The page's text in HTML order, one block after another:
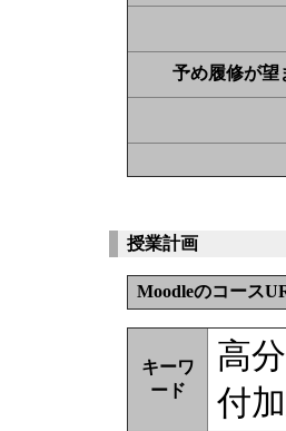
予め履修が望
授業計画
Moodleのコース
キーワ
ード
高
付